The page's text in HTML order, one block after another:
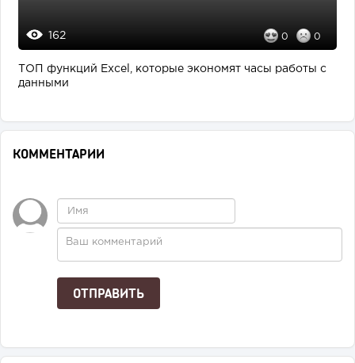
162 0 0
ТОП функций Excel, которые экономят часы работы с
данными
КОММЕНТАРИИ